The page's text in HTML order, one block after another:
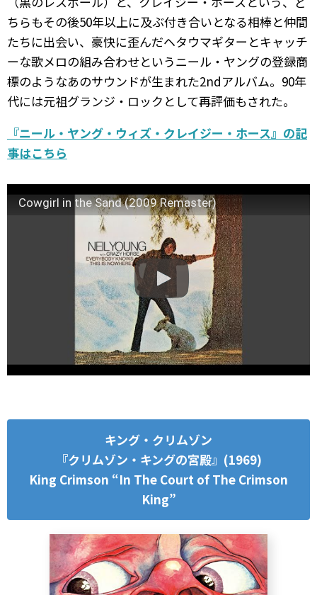
ちらもその後50年以上に及ぶ付き合いとなる相棒と仲間
たちに出会い、豪快に歪んだヘタウマギターとキャッチ
ーな歌メロの組み合わせというニール・ヤングの登録商
標のようなあのサウンドが生まれた2ndアルバム。90年
代には元祖グランジ・ロックとして再評価もされた。
『ニール・ヤング・ウィズ・クレイジー・ホース』の記
事はこちら
Cowgirl in the Sand (2009 Remaster)
キング・クリムゾン
『クリムゾン・キングの宮殿』(1969)
King Crimson “In The Court of The Crimson
King”